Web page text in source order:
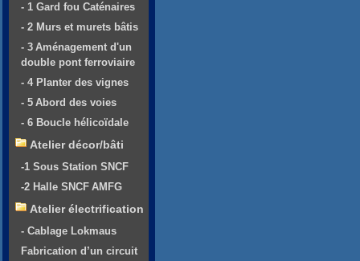
- 1 Gard fou Caténaires
- 2 Murs et murets bâtis
- 3 Aménagement d'un
double pont ferroviaire
- 4 Planter des vignes
- 5 Abord des voies
- 6 Boucle hélicoïdale
Atelier décor/bâti
-1 Sous Station SNCF
-2 Halle SNCF AMFG
Atelier électrification
- Cablage Lokmaus
Fabrication d’un circuit